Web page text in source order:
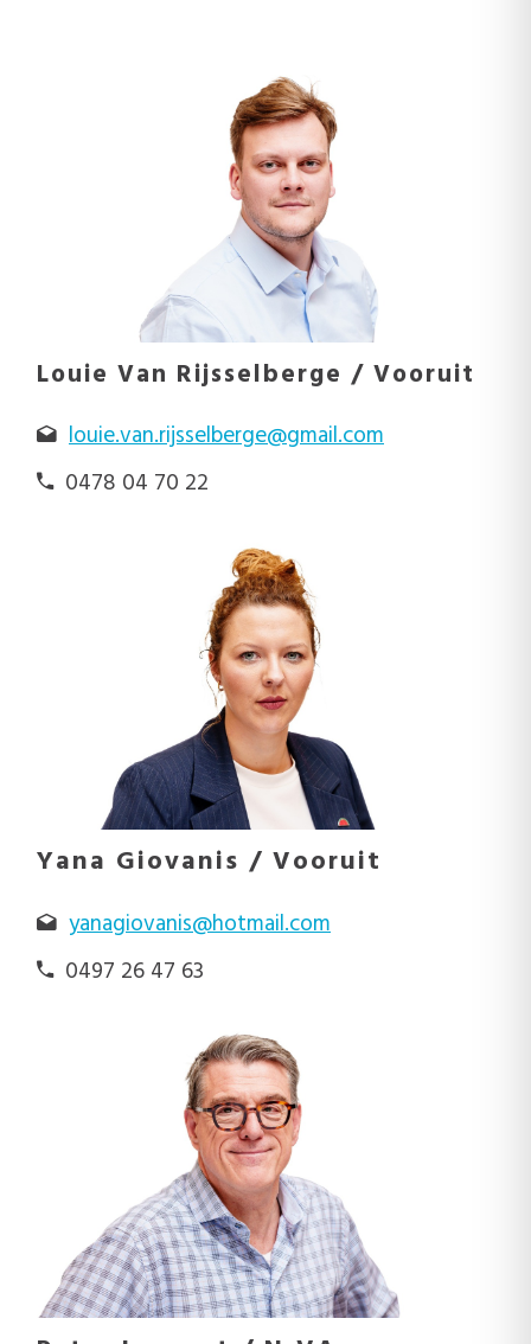
Louie Van Rijsselberge / Vooruit
louie.van.rijsselberge@gmail.com
0478 04 70 22
Yana Giovanis / Vooruit
yanagiovanis@hotmail.com
0497 26 47 63